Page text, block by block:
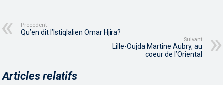
Précédent
Qu’en dit l’Istiqlalien Omar Hjira?
Suivant
Lille-Oujda Martine Aubry, au
coeur de l’Oriental
Articles relatifs